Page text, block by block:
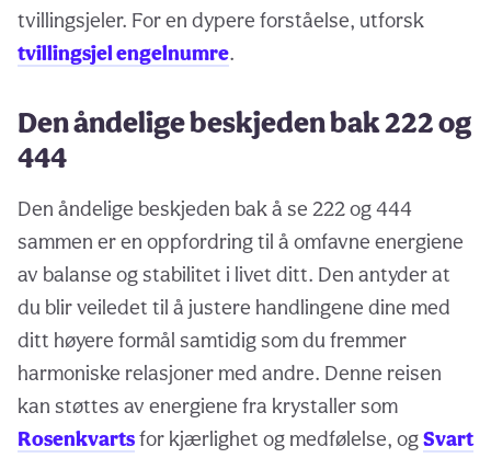
tvillingsjeler. For en dypere forståelse, utforsk
tvillingsjel engelnumre.
Den åndelige beskjeden bak 222 og
444
Den åndelige beskjeden bak å se 222 og 444
sammen er en oppfordring til å omfavne energiene
av balanse og stabilitet i livet ditt. Den antyder at
du blir veiledet til å justere handlingene dine med
ditt høyere formål samtidig som du fremmer
harmoniske relasjoner med andre. Denne reisen
kan støttes av energiene fra krystaller som
Rosenkvartsfor kjærlighet og medfølelse, ogSvart